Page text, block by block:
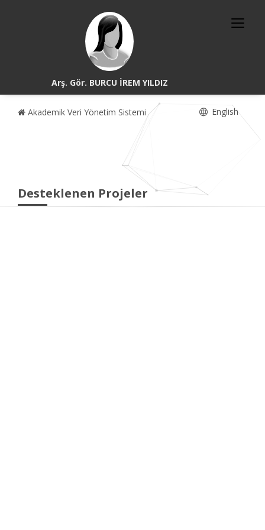
Arş. Gör. BURCU İREM YILDIZ
Akademik Veri Yönetim Sistemi English
Desteklenen Projeler